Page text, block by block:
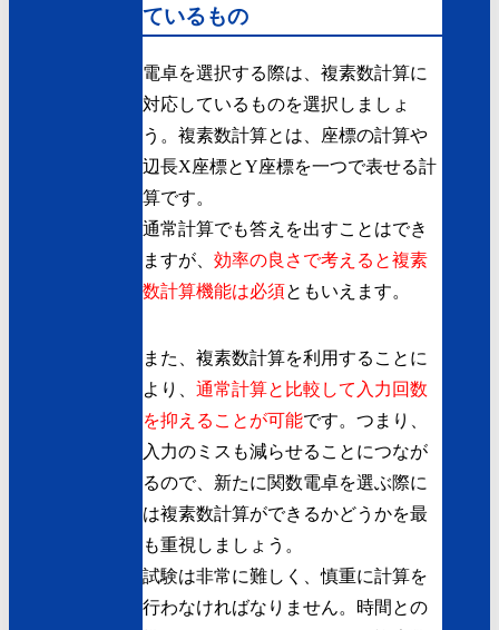
ているもの
電卓を選択する際は、複素数計算に
対応しているものを選択しましょ
う。複素数計算とは、座標の計算や
辺長X座標とY座標を一つで表せる計
算です。
通常計算でも答えを出すことはでき
ますが、 効率の良さで考えると複素
数計算機能は必須ともいえます。
また、複素数計算を利用することに
より、 通常計算と比較して入力回数
を抑えることが可能です。つまり、
入力のミスも減らせることにつなが
るので、新たに関数電卓を選ぶ際に
は複素数計算ができるかどうかを最
も重視しましょう。
試験は非常に難しく、慎重に計算を
行わなければなりません。時間との